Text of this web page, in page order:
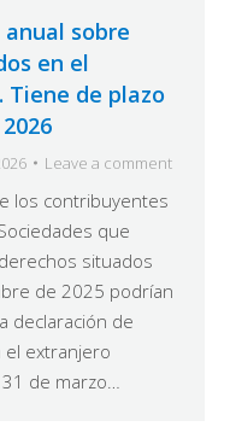
sobre
en el
Tiene de plazo
Leave a comment
los contribuyentes
que
situados
de 2025 podrían
declaración de
extranjero
de marzo…